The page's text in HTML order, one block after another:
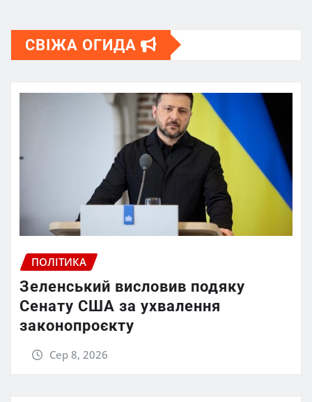
СВІЖА ОГИДА
ПОЛІТИКА
Зеленський висловив подяку
Сенату США за ухвалення
законопроєкту
Сер 8, 2026